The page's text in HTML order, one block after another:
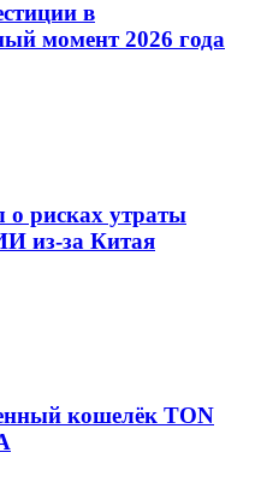
в
момент 2026 года
о рисках утраты
из-за Китая
кошелёк TON